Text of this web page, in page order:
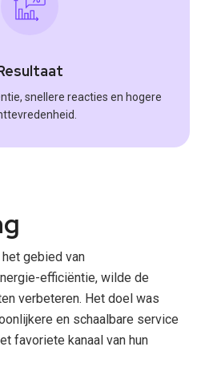
snellere reacties en hogere
gebied van
efficiëntie, wilde de
verbeteren. Het doel was
en schaalbare service
favoriete kanaal van hun